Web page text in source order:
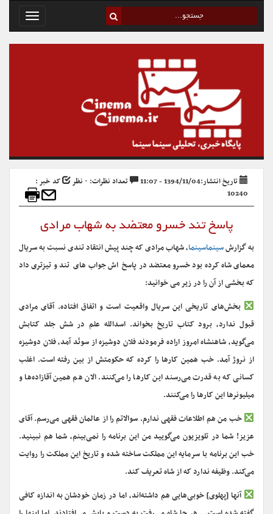
Toggle
تاریخ انتشار:1394/11/04 - 11:07 تعداد نظرات: ۰ نظر
کد خبر :
10240
پاسخ تند خسرو معتضد به شهاب مرادی
به گزارشسینماسینما، شهاب مرادی که چند پیش انتقاد تندی نسبت به سریال
معمای شاه کرده بود خسرو معتضد در پاسخ‌ اش جواب های تند و تیزتری داد
که بخشی از آن را در زیر می خوانید:
بخش‌های تاریخی این سریال واقعیت است و اتفاق افتاده. آقای مرادی
قبول ندارد، برود کتاب تاریخ بخواند. اسدالله علم در شش جلد کتابش
می‌گوید،‌ شاهنشاه امروز اراده فرمودند فلان دوشیزه از سوئد آمد، ‏فلان دوشیزه
از نروژ آمد. خب همین کار‌ها را کرده که حکومتش از بین رفته است. اغلب
کسانی که به قدرت می‌رسند این کار‌ها را می‌کنند. الان هم همین آقازاده‌ها و
میلیونر‌ها این کار‌ها را می‌کنند.
خب من هم اطلاعات فقهی ندارم. سوالاتم را از عالمان فقهی می‌رسم. آقای
عزیز! شما در تلویزیون می‌گویید من این برنامه را نمی‌بینم، شما هم نبینید.
خب این برنامه با سرمایه این مملکت ساخته شده و تاریخ این مملکت را روایت
می‌کند. وظیفه ندارد که از شاه تعریف کند.
آنها [پهلوی] خوبی‌هایی هم داشته‌اند، اما در زمان خودشان به اندازه کافی